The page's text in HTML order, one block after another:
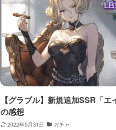
【グラブル】新規追加SSR「エ
の感想
2022年5月31日 ガチャ